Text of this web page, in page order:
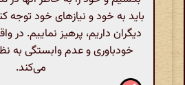
باید به خود و نیازهای خود توجه
دیگران داریم، پرهیز نماییم. در
خودباوری و عدم وابستگی به
می‌کند.